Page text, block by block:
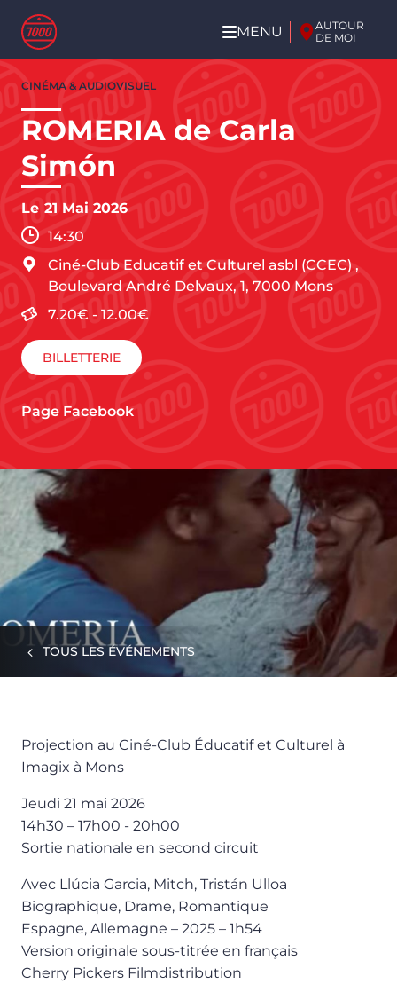
Aller au contenu principal
MENU
AUTOUR
DE MOI
contenu
principal
CINÉMA & AUDIOVISUEL
ROMERIA de Carla
Simón
Le 21 Mai 2026
14:30
Ciné-Club Educatif et Culturel asbl (CCEC) ,
Boulevard André Delvaux, 1, 7000 Mons
7.20€ - 12.00€
BILLETTERIE
Page Facebook
TOUS LES ÉVÉNEMENTS
Projection au Ciné-Club Éducatif et Culturel à
Imagix à Mons
Jeudi 21 mai 2026
14h30 – 17h00 - 20h00
Sortie nationale en second circuit
Avec Llúcia Garcia, Mitch, Tristán Ulloa
Biographique, Drame, Romantique
Espagne, Allemagne – 2025 – 1h54
Version originale sous-titrée en français
Cherry Pickers Filmdistribution